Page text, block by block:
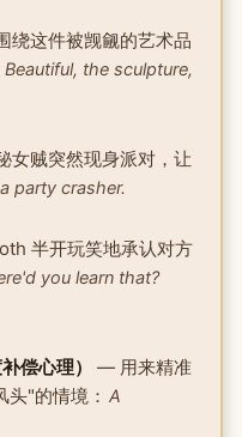
这件被觊觎的艺术品
Beautiful, the sculpture,
贼突然现身派对，让
party crasher.
半开玩笑地承认对方
you learn that?
偿心理）
— 用来精准
"的情境： A